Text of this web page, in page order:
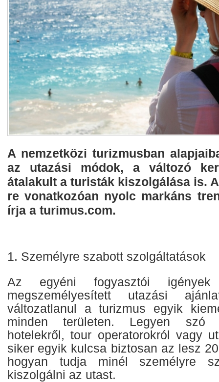
A nemzetközi turizmusban
az utazási módok, a változó
átalakult a turisták kiszolgálása is.
re vonatkozóan nyolc markáns
írja a turimus.com.
1. Személyre szabott szolgáltatások
Az egyéni fogyasztói
megszemélyesített utazási
változatlanul a turizmus egyik
minden területen. Legyen szó
hotelekről, tour operatorokról vagy
siker egyik kulcsa biztosan az lesz
hogyan tudja minél személyre
kiszolgálni az utast.